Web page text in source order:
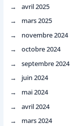
avril 2025
mars 2025
novembre 2024
octobre 2024
septembre 2024
juin 2024
mai 2024
avril 2024
mars 2024